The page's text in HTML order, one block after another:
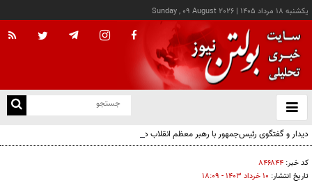
يکشنبه ۱۸ مرداد ۱۴۰۵ |
Sunday , 09 August 2026
باز
و
دیدار و گفتگوی رئیس‌جمهور با رهبر معظم انقلاب درباره مسائل اقتصادی و نظامی کشور
کد خبر: ۸۴۶۸۴۴
تاریخ انتشار: ۱۰ خرداد ۱۴۰۳ - ۱۸:۰۹